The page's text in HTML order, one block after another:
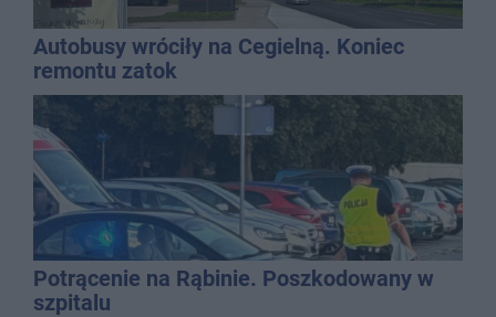
Autobusy wróciły na Cegielną. Koniec
remontu zatok
Potrącenie na Rąbinie. Poszkodowany w
szpitalu